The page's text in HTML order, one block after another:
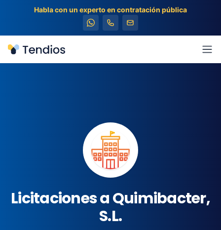
Habla con un experto en contratación pública
Tendios
Licitaciones a Quimibacter,
S.L.